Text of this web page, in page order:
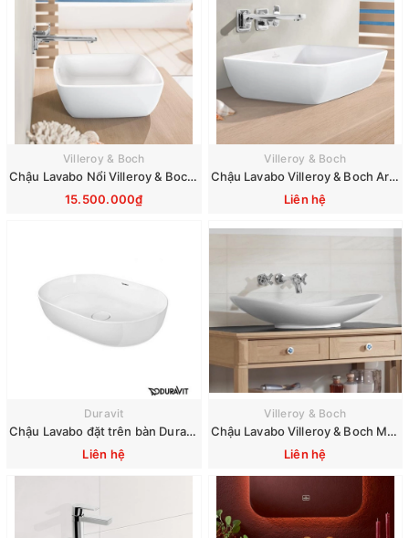
Villeroy & Boch
Chậu Lavabo Nổi Villeroy & Boch Artis 417258R1
15.500.000₫
Villeroy & Boch
Chậu Lavabo Villeroy & Boch Artis 41725801
Liên hệ
Duravit
Chậu Lavabo đặt trên bàn Duravit Luv 600 mm 0379600000
Liên hệ
Villeroy & Boch
Chậu Lavabo Villeroy & Boch My Nature 411080R1
Liên hệ